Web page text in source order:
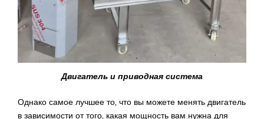
Двигатель и приводная система
Однако самое лучшее то, что вы можете менять двигатель
в зависимости от того, какая мощность вам нужна для